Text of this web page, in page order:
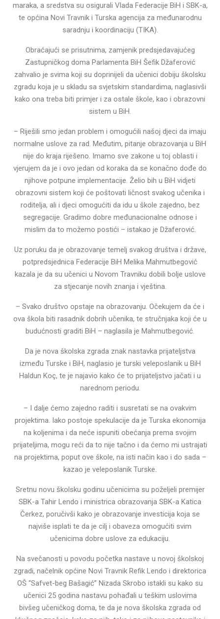
maraka, a sredstva su osigurali Vlada Federacije BiH i SBK-a,
te općina Novi Travnik i Turska agencija za međunarodnu
saradnju i koordinaciju (TIKA).
Obraćajući se prisutnima, zamjenik predsjedavajućeg
Zastupničkog doma Parlamenta BiH Šefik Džaferović
zahvalio je svima koji su doprinijeli da učenici dobiju školsku
zgradu koja je u skladu sa svjetskim standardima, naglasivši
kako ona treba biti primjer i za ostale škole, kao i obrazovni
sistem u BiH.
– Riješili smo jedan problem i omogućili našoj djeci da imaju
normalne uslove za rad. Međutim, pitanje obrazovanja u BiH
nije do kraja riješeno. Imamo sve zakone u toj oblasti i
vjerujem da je i ovo jedan od koraka da se konačno dođe do
njihove potpune implementacije. Želio bih u BiH vidjeti
obrazovni sistem koji će poštovati ličnost svakog učenika i
roditelja, ali i djeci omogućiti da idu u škole zajedno, bez
segregacije. Gradimo dobre međunacionalne odnose i
mislim da to možemo postići – istakao je Džaferović.
Uz poruku da je obrazovanje temelj svakog društva i države,
potpredsjednica Federacije BiH Melika Mahmutbegović
kazala je da su učenici u Novom Travniku dobili bolje uslove
za stjecanje novih znanja i vještina.
– Svako društvo opstaje na obrazovanju. Očekujem da će i
ova škola biti rasadnik dobrih učenika, te stručnjaka koji će u
budućnosti graditi BiH – naglasila je Mahmutbegović.
Da je nova školska zgrada znak nastavka prijateljstva
između Turske i BiH, naglasio je turski veleposlanik u BiH
Haldun Koç, te je najavio kako će to prijateljstvo jačati i u
narednom periodu.
– I dalje ćemo zajedno raditi i susretati se na ovakvim
projektima. Iako postoje spekulacije da je Turska ekonomija
na koljenima i da neće ispuniti obećanja prema svojim
prijateljima, mogu reći da to nije tačno i da ćemo mi ustrajati
na projektima, poput ove škole, na isti način kao i do sada –
kazao je veleposlanik Turske.
Sretnu novu školsku godinu učenicima su poželjeli premijer
SBK-a Tahir Lendo i ministrica obrazovanja SBK-a Katica
Čerkez, poručivši kako je obrazovanje investicija koja se
najviše isplati te da je cilj i obaveza omogućiti svim
učenicima dobre uslove za edukaciju.
Na svečanosti u povodu početka nastave u novoj školskoj
zgradi, načelnik općine Novi Travnik Refik Lendo i direktorica
OŠ “Safvet-beg Bašagić” Nizada Skrobo istakli su kako su
učenici 25 godina nastavu pohađali u teškim uslovima
bivšeg učeničkog doma, te da je nova školska zgrada od